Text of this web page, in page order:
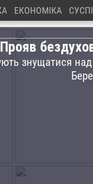
ЕКОНОМІКА
Прояв
знущатися